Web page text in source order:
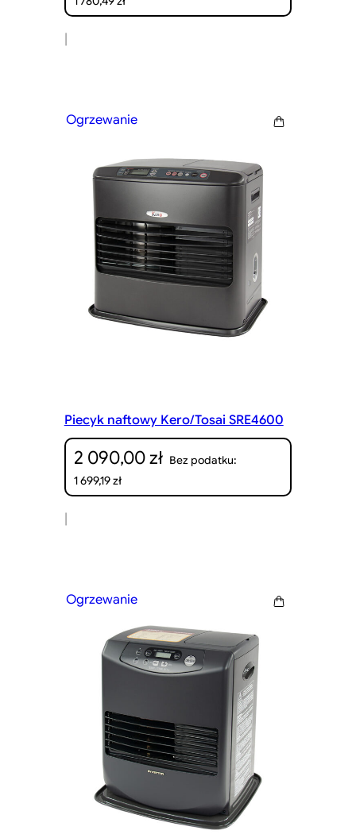
|
Ogrzewanie
Piecyk naftowy Kero/Tosai SRE4600
2 090,00zł Bez podatku:
1 699,19zł
|
Ogrzewanie